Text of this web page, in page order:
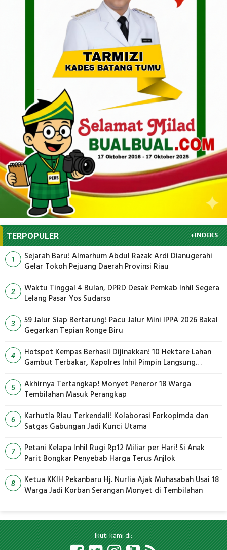
TERPOPULER +INDEKS
1
Sejarah Baru! Almarhum Abdul Razak Ardi Dianugerahi
Gelar Tokoh Pejuang Daerah Provinsi Riau
2
Waktu Tinggal 4 Bulan, DPRD Desak Pemkab Inhil Segera
Lelang Pasar Yos Sudarso
3
59 Jalur Siap Bertarung! Pacu Jalur Mini IPPA 2026 Bakal
Gegarkan Tepian Ronge Biru
4
Hotspot Kempas Berhasil Dijinakkan! 10 Hektare Lahan
Gambut Terbakar, Kapolres Inhil Pimpin Langsung
5
Akhirnya Tertangkap! Monyet Peneror 18 Warga
Tembilahan Masuk Perangkap
6
Karhutla Riau Terkendali! Kolaborasi Forkopimda dan
Satgas Gabungan Jadi Kunci Utama
7
Petani Kelapa Inhil Rugi Rp12 Miliar per Hari! Si Anak
Parit Bongkar Penyebab Harga Terus Anjlok
8
Ketua KKIH Pekanbaru Hj. Nurlia Ajak Muhasabah Usai 18
Warga Jadi Korban Serangan Monyet di Tembilahan
Ikuti kami di: